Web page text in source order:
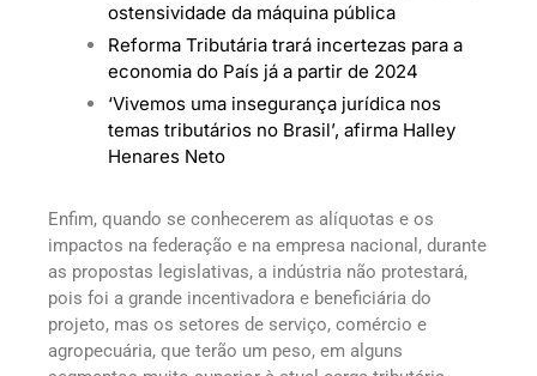
ostensividade da máquina pública
Reforma Tributária trará incertezas para a
economia do País já a partir de 2024
‘Vivemos uma insegurança jurídica nos
temas tributários no Brasil’, afirma Halley
Henares Neto
Enfim, quando se conhecerem as alíquotas e os
impactos na federação e na empresa nacional, durante
as propostas legislativas, a indústria não protestará,
pois foi a grande incentivadora e beneficiária do
projeto, mas os setores de serviço, comércio e
agropecuária, que terão um peso, em alguns